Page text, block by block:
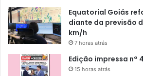
Equatorial Goiás
diante da previsão
km/h
7 horas atrás
Edição impressa n°
15 horas atrás